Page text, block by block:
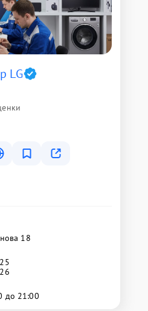
LG
18
до 21:00